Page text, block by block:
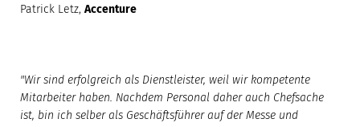
Patrick Letz, Accenture
"Wir sind erfolgreich als Dienstleister, weil wir kompetente
Mitarbeiter haben. Nachdem Personal daher auch Chefsache
ist, bin ich selber als Geschäftsführer auf der Messe und